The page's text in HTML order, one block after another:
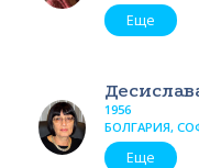
Еще
1956
БОЛГАРИЯ,
Еще